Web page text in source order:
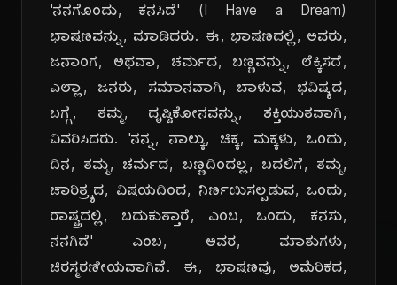
'ನನಗೊಂದು, ಕನಸಿದೆ' (I Have a Dream)
ಭಾಷಣವನ್ನು, ಮಾಡಿದರು. ಈ, ಭಾಷಣದಲ್ಲಿ, ಅವರು,
ಜನಾಂಗ, ಅಥವಾ, ಚರ್ಮದ, ಬಣ್ಣವನ್ನು, ಲೆಕ್ಕಿಸದೆ,
ಎಲ್ಲಾ, ಜನರು, ಸಮಾನವಾಗಿ, ಬಾಳುವ, ಭವಿಷ್ಯದ,
ಬಗ್ಗೆ, ತಮ್ಮ, ದೃಷ್ಟಿಕೋನವನ್ನು, ಶಕ್ತಿಯುತವಾಗಿ,
ವಿವರಿಸಿದರು. 'ನನ್ನ, ನಾಲ್ಕು, ಚಿಕ್ಕ, ಮಕ್ಕಳು, ಒಂದು,
ದಿನ, ತಮ್ಮ, ಚರ್ಮದ, ಬಣ್ಣದಿಂದಲ್ಲ, ಬದಲಿಗೆ, ತಮ್ಮ,
ಚಾರಿತ್ರ್ಯದ, ವಿಷಯದಿಂದ, ನಿರ್ಣಯಿಸಲ್ಪಡುವ, ಒಂದು,
ರಾಷ್ಟ್ರದಲ್ಲಿ, ಬದುಕುತ್ತಾರೆ, ಎಂಬ, ಒಂದು, ಕನಸು,
ನನಗಿದೆ' ಎಂಬ, ಅವರ, ಮಾತುಗಳು,
ಚಿರಸ್ಮರಣೀಯವಾಗಿವೆ. ಈ, ಭಾಷಣವು, ಅಮೆರಿಕದ,